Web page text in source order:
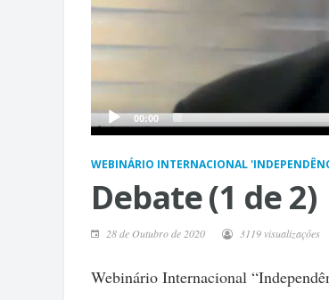
00:00
WEBINÁRIO INTERNACIONAL
Debate (1 de 2)
28 de Outubro de 2020 3119 visualizações
Webinário Internacional